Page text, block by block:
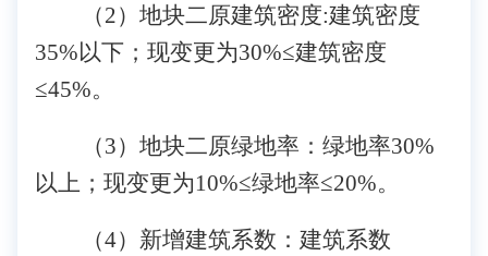
（2）地块二原建筑密度:建筑密度
35%以下；现变更为30%≤建筑密度
≤45%。
（3）地块二原绿地率：绿地率30%
以上；现变更为10%≤绿地率≤20%。
（4）新增建筑系数：建筑系数